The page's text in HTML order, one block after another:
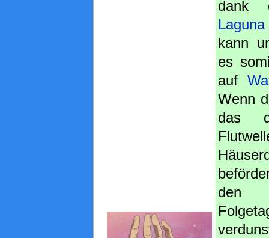
Laguna
kann
es
auf
Wenn
das
den